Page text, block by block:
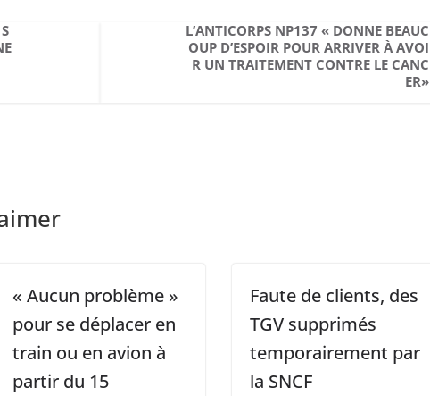
L’ANTICORPS NP137 « DONNE BEAUC
OUP D’ESPOIR POUR ARRIVER À AVOI
R UN TRAITEMENT CONTRE LE CANC
ER»
« Aucun problème »
pour se déplacer en
train ou en avion à
partir du 15
Faute de clients, des
TGV supprimés
temporairement par
la SNCF